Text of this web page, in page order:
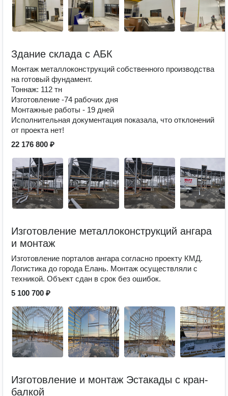
Здание склада с АБК
Монтаж металлоконструкций собственного производства
на готовый фундамент.
Тоннаж: 112 тн
Изготовление -74 рабочих дня
Монтажные работы - 19 дней
Исполнительная документация показала, что отклонений
от проекта нет!
22 176 800 ₽
Изготовление металлоконструкций ангара
и монтаж
Изготовление порталов ангара согласно проекту КМД.
Логистика до города Елань. Монтаж осуществляли с
техникой. Объект сдан в срок без ошибок.
5 100 700 ₽
Изготовление и монтаж Эстакады с кран-
балкой